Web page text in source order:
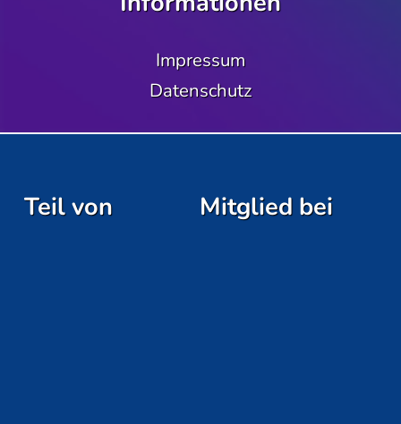
Impressum
Datenschutz
Teil von Mitglied bei